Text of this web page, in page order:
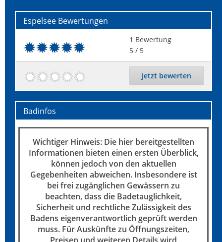
Espelsee Bewertungen
1 Bewertung
5 / 5
Jetzt bewerten
Badinfos
Wichtiger Hinweis: Die hier bereitgestellten
Informationen bieten einen ersten Überblick,
können jedoch von den aktuellen
Gegebenheiten abweichen. Insbesondere ist
bei frei zugänglichen Gewässern zu
beachten, dass die Badetauglichkeit,
Sicherheit und rechtliche Zulässigkeit des
Badens eigenverantwortlich geprüft werden
muss. Für Auskünfte zu Öffnungszeiten,